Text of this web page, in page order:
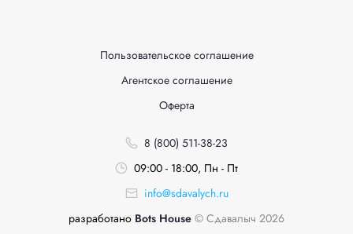
Пользовательское соглашение
Агентское соглашение
Оферта
8 (800) 511-38-23
09:00 - 18:00, Пн - Пт
info@sdavalych.ru
разработано Bots House © Сдавалыч 2026